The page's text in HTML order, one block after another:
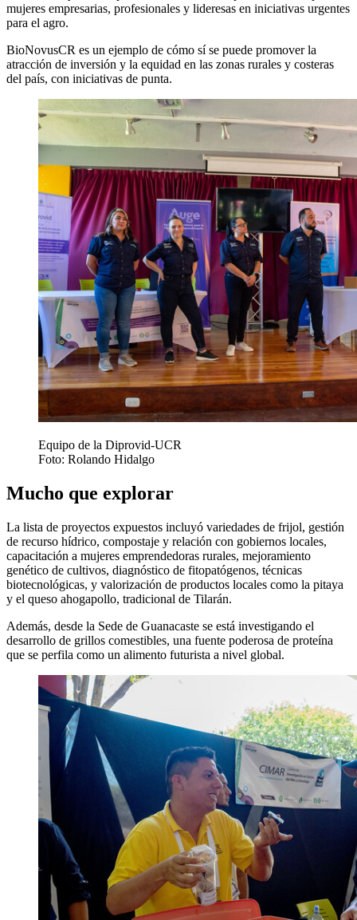
mujeres empresarias, profesionales y lideresas en iniciativas urgentes
para el agro.
BioNovusCR es un ejemplo de cómo sí se puede promover la
atracción de inversión y la equidad en las zonas rurales y costeras
del país, con iniciativas de punta.
Equipo de la Diprovid-UCR
Foto: Rolando Hidalgo
Mucho que explorar
La lista de proyectos expuestos incluyó variedades de frijol, gestión
de recurso hídrico, compostaje y relación con gobiernos locales,
capacitación a mujeres emprendedoras rurales, mejoramiento
genético de cultivos, diagnóstico de fitopatógenos, técnicas
biotecnológicas, y valorización de productos locales como la pitaya
y el queso ahogapollo, tradicional de Tilarán.
Además, desde la Sede de Guanacaste se está investigando el
desarrollo de grillos comestibles, una fuente poderosa de proteína
que se perfila como un alimento futurista a nivel global.